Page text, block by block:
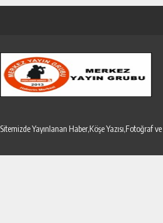
Sitemizde Yayınlanan Haber,Köşe